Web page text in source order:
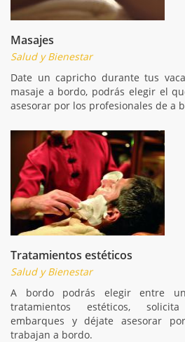
Masajes
Salud y Bienestar
Date un capricho durante tus
masaje a bordo, podrás elegir el
asesorar por los profesionales de a
Tratamientos estéticos
Salud y Bienestar
A bordo podrás elegir entre
tratamientos estéticos,
embarques y déjate asesorar
trabajan a bordo.